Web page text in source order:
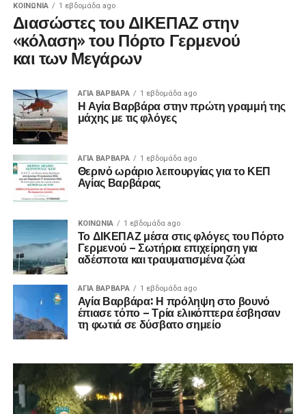
ΚΟΙΝΩΝΊΑ 1 εβδομάδα ago
Διασώστες του ΔΙΚΕΠΑΖ στην
«κόλαση» του Πόρτο Γερμενού
και των Μεγάρων
ΑΓΙΑ ΒΑΡΒΑΡΑ 1 εβδομάδα ago
Η Αγία Βαρβάρα στην πρώτη γραμμή της
μάχης με τις φλόγες
ΑΓΙΑ ΒΑΡΒΑΡΑ 1 εβδομάδα ago
Θερινό ωράριο λειτουργίας για το ΚΕΠ
Αγίας Βαρβάρας
ΚΟΙΝΩΝΊΑ 1 εβδομάδα ago
Το ΔΙΚΕΠΑΖ μέσα στις φλόγες του Πόρτο
Γερμενού – Σωτήρια επιχείρηση για
αδέσποτα και τραυματισμένα ζώα
ΑΓΙΑ ΒΑΡΒΑΡΑ 1 εβδομάδα ago
Αγία Βαρβάρα: Η πρόληψη στο βουνό
έπιασε τόπο – Τρία ελικόπτερα έσβησαν
τη φωτιά σε δύσβατο σημείο